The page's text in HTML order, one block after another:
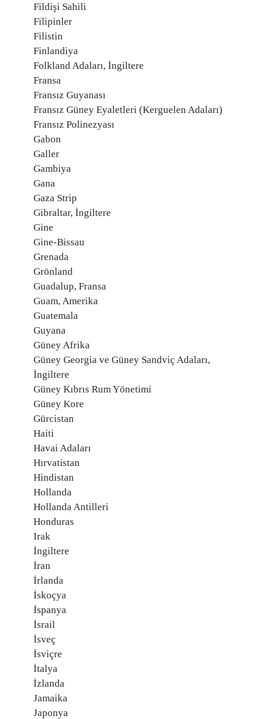
Fildişi Sahili
Filipinler
Filistin
Finlandiya
Folkland Adaları, İngiltere
Fransa
Fransız Guyanası
Fransız Güney Eyaletleri (Kerguelen Adaları)
Fransız Polinezyası
Gabon
Galler
Gambiya
Gana
Gaza Strip
Gibraltar, İngiltere
Gine
Gine-Bissau
Grenada
Grönland
Guadalup, Fransa
Guam, Amerika
Guatemala
Guyana
Güney Afrika
Güney Georgia ve Güney Sandviç Adaları,
İngiltere
Güney Kıbrıs Rum Yönetimi
Güney Kore
Gürcistan
Haiti
Havai Adaları
Hırvatistan
Hindistan
Hollanda
Hollanda Antilleri
Honduras
Irak
İngiltere
İran
İrlanda
İskoçya
İspanya
İsrail
İsveç
İsviçre
İtalya
İzlanda
Jamaika
Japonya